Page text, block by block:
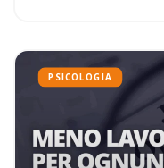
PSICOLOGIA